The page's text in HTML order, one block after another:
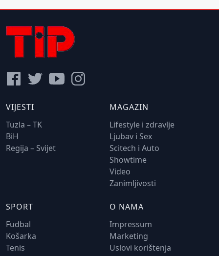
VIJESTI
Tuzla – TK
BiH
Regija – Svijet
MAGAZIN
Lifestyle i zdravlje
Ljubav i Sex
Scitech i Auto
Showtime
Video
Zanimljivosti
SPORT
Fudbal
Košarka
Tenis
O NAMA
Impressum
Marketing
Uslovi korištenja